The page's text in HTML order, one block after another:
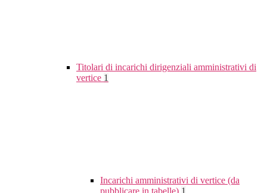
Titolari di incarichi dirigenziali amministrativi di
vertice 1
Incarichi amministrativi di vertice (da